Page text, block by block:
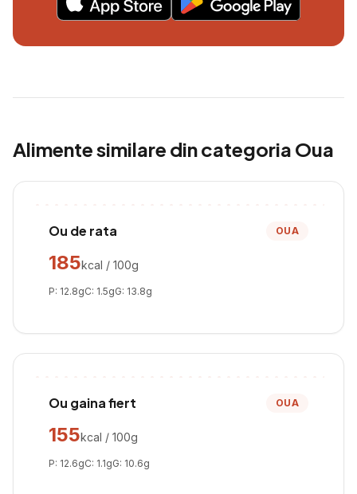
Alimente similare din categoria Oua
Ou de rata OUA
185kcal / 100g
P: 12.8gC: 1.5gG: 13.8g
Ou gaina fiert OUA
155kcal / 100g
P: 12.6gC: 1.1gG: 10.6g